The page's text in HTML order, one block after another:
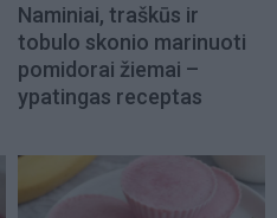
Naminiai, traškūs ir
tobulo skonio marinuoti
pomidorai žiemai –
ypatingas receptas